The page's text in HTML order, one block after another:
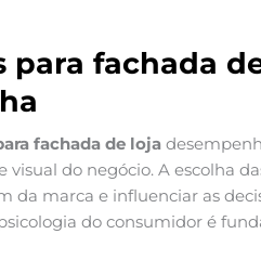
para fachada
fachada de loja
visual do negócio. A escolha
da marca e influenciar as
do consumidor é